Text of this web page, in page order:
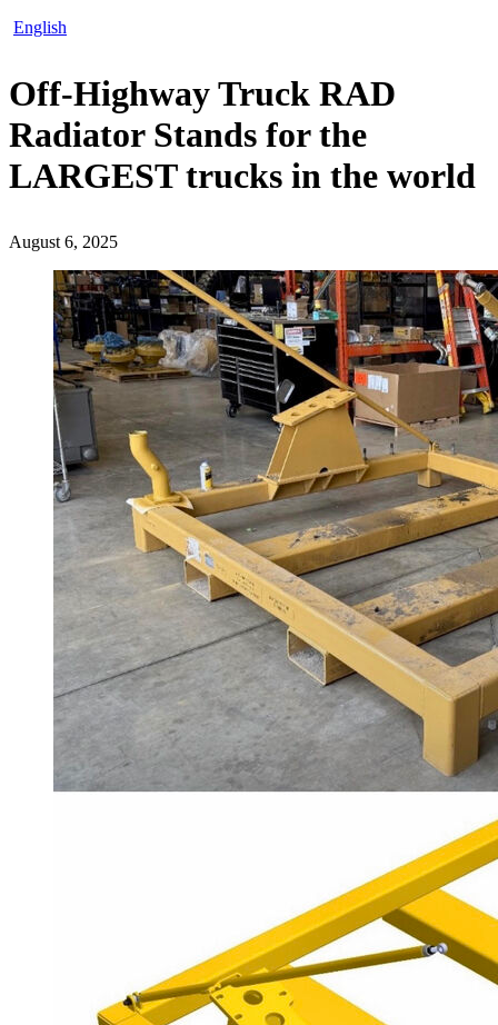
English
Off-Highway Truck RAD
Radiator Stands for the
LARGEST trucks in the world
August 6, 2025